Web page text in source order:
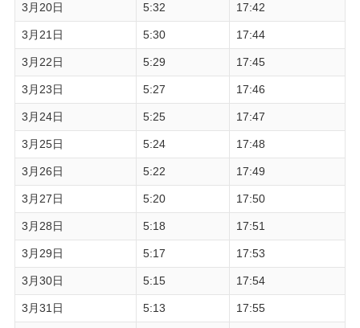
3月20日 5:32 17:42
3月21日 5:30 17:44
3月22日 5:29 17:45
3月23日 5:27 17:46
3月24日 5:25 17:47
3月25日 5:24 17:48
3月26日 5:22 17:49
3月27日 5:20 17:50
3月28日 5:18 17:51
3月29日 5:17 17:53
3月30日 5:15 17:54
3月31日 5:13 17:55